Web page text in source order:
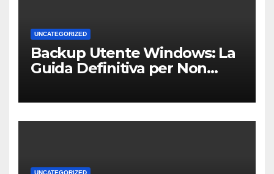
UNCATEGORIZED
Backup Utente Windows: La
Guida Definitiva per Non
Casa o dell’Ufficio
UNCATEGORIZED